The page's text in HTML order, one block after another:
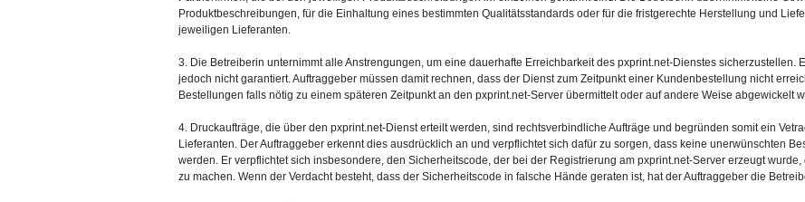
Produktbeschreibungen, für die Einhaltung eines bestimmten Qualitätsstandards oder für die fristgerechte Herstellung und
jeweiligen Lieferanten.
3. Die Betreiberin unternimmt alle Anstrengungen, um eine dauerhafte Erreichbarkeit des pxprint.net-Dienstes sicherzustellen.
jedoch nicht garantiert. Auftraggeber müssen damit rechnen, dass der Dienst zum Zeitpunkt einer Kundenbestellung nicht
Bestellungen falls nötig zu einem späteren Zeitpunkt an den pxprint.net-Server übermittelt oder auf andere Weise abgewickelt
4. Druckaufträge, die über den pxprint.net-Dienst erteilt werden, sind rechtsverbindliche Aufträge und begründen somit ein
Lieferanten. Der Auftraggeber erkennt dies ausdrücklich an und verpflichtet sich dafür zu sorgen, dass keine unerwünschten
werden. Er verpflichtet sich insbesondere, den Sicherheitscode, der bei der Registrierung am pxprint.net-Server erzeugt
zu machen. Wenn der Verdacht besteht, dass der Sicherheitscode in falsche Hände geraten ist, hat der Auftraggeber die